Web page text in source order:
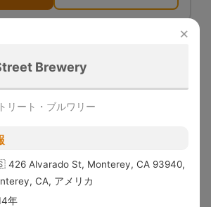
ル ビアカフェ
📝 訪問記を読む
×
Brewery
リート・ブルワリー
Alvarado St, Monterey, CA 93940,
CA, アメリカ
年